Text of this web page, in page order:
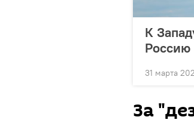
К
Россию
31 марта
За